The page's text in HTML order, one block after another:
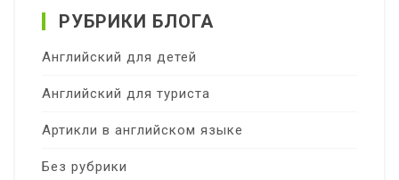
РУБРИКИ БЛОГА
Английский для детей
Английский для туриста
Артикли в английском языке
Без рубрики